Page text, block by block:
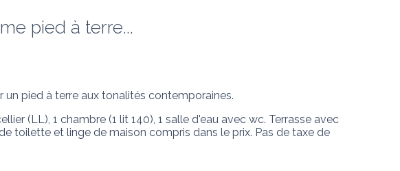
pied à terre...
pied à terre aux tonalités contemporaines.
(LL), 1 chambre (1 lit 140), 1 salle d'eau avec wc. Terrasse avec
toilette et linge de maison compris dans le prix. Pas de taxe de